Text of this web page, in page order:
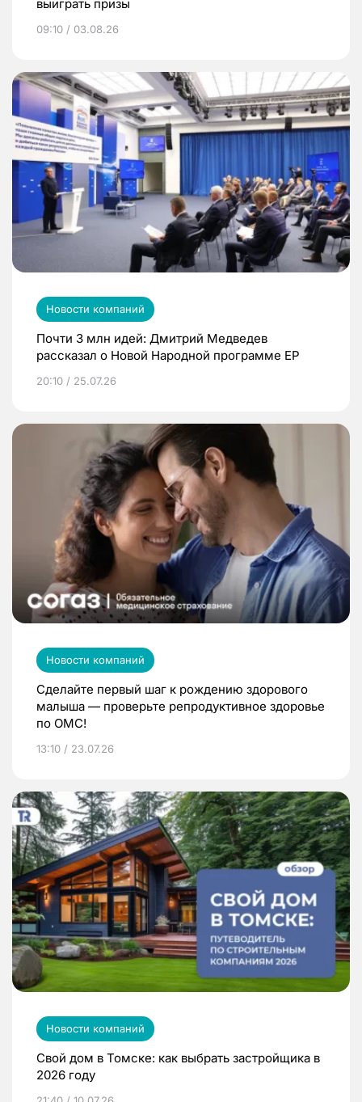
выиграть призы
09:10 / 03.08.26
Новости компаний
Почти 3 млн идей: Дмитрий Медведев
рассказал о Новой Народной программе ЕР
20:10 / 25.07.26
Новости компаний
Сделайте первый шаг к рождению здорового
малыша — проверьте репродуктивное здоровье
по ОМС!
13:10 / 23.07.26
Новости компаний
Свой дом в Томске: как выбрать застройщика в
2026 году